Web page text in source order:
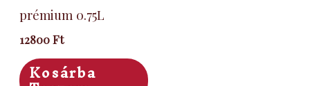
prémium 0.75L
12800Ft
Kosárba